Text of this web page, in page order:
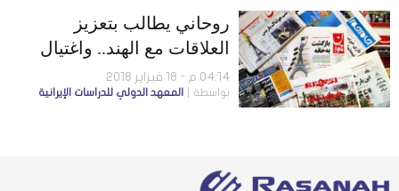
روحاني يطالب بتعزيز
العلاقات مع الهند.. واغتيال
إمام السنة في زر آباد
04:14 م - 18 فبراير 2018
بواسطة المعهد الدولي للدراسات الإيرانية